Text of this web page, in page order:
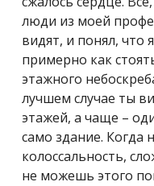
люди из моей
видят, и понял, что
примерно как
этажного
лучшем случае ты
этажей, а чаще –
само здание.
колоссальность,
не можешь этого